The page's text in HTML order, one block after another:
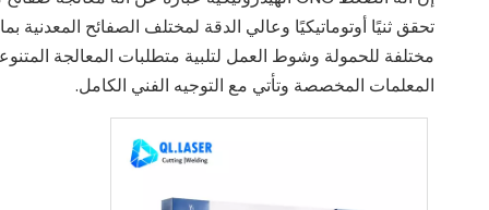
تحقق ثنيًا أوتوماتيكيًا وعالي الدقة لمختلف الصفائح المعدنية
مختلفة للحمولة وشوط العمل لتلبية متطلبات المعالجة
المعلمات المخصصة وتأتي مع التوجيه الفني الكامل.